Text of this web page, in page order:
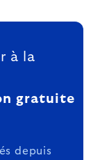
à la
gratuite
depuis